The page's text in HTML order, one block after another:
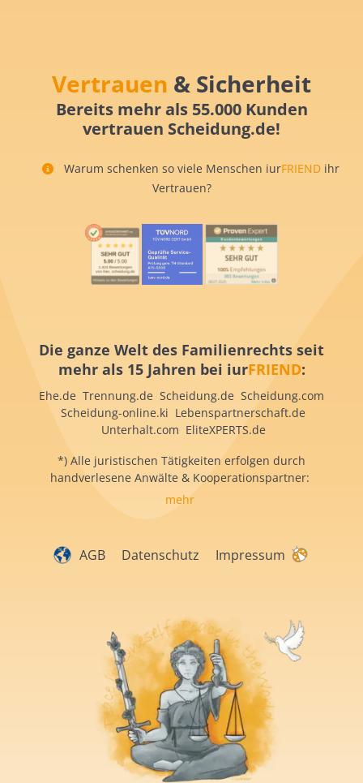
Vertrauen & Sicherheit
Bereits mehr als 55.000 Kunden
vertrauen Scheidung.de!
Warum schenken so viele Menschen iurFRIEND ihr
Vertrauen?
Die ganze Welt des Familienrechts seit
mehr als 15 Jahren bei iurFRIEND:
Ehe.de Trennung.de Scheidung.de Scheidung.com
Scheidung-online.ki Lebenspartnerschaft.de
Unterhalt.com EliteXPERTS.de
*) Alle juristischen Tätigkeiten erfolgen durch
handverlesene Anwälte & Kooperationspartner:
mehr
AGB Datenschutz Impressum